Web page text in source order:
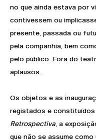
no que ainda estava por
contivessem ou
presente, passada ou
pela companhia, bem
pelo público. Fora do
aplausos.
Os objetos e as
registados e constituídos
Retrospectiva, a
que não se assume